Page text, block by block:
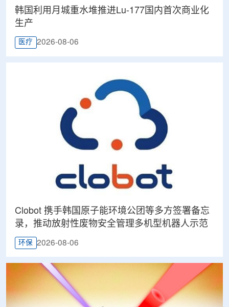
韩国利用月城重水堆推进Lu-177国内首次商业化
生产
医疗 2026-08-06
Clobot 携手韩国原子能环境公团等多方签署备忘
录，推动放射性废物安全管理多机型机器人示范
环保 2026-08-06